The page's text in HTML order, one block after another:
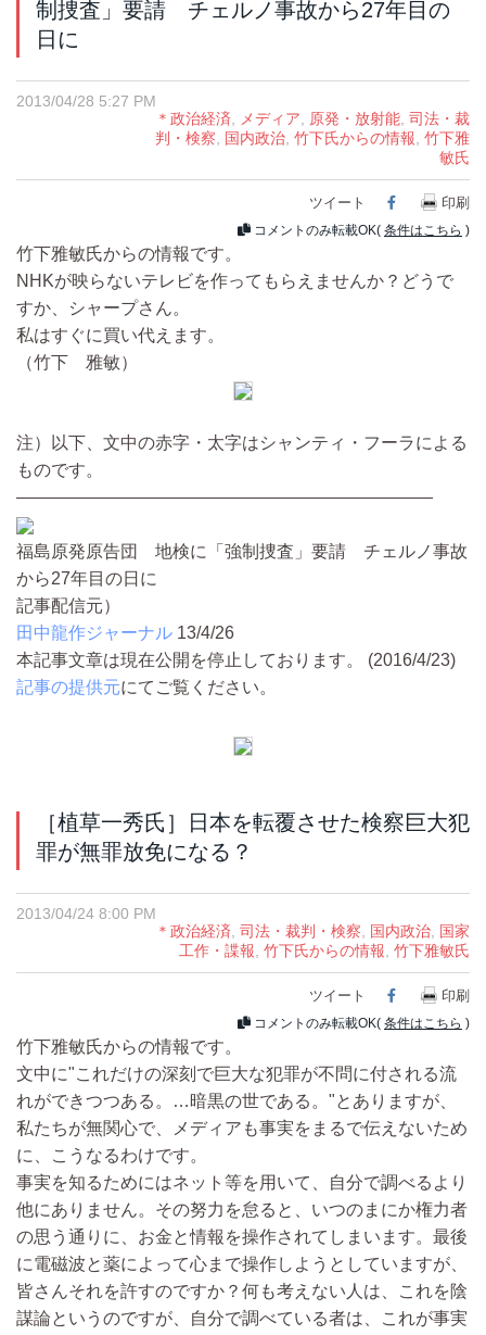
制捜査」要請 チェルノ事故から27年目の
日に
2013/04/28 5:27 PM
＊政治経済, メディア, 原発・放射能, 司法・裁
判・検察, 国内政治, 竹下氏からの情報, 竹下雅
敏氏
ツイート Facebook
印刷
コメントのみ転載OK( 条件はこちら )
竹下雅敏氏からの情報です。
NHKが映らないテレビを作ってもらえませんか？どうで
すか、シャープさん。
私はすぐに買い代えます。
（竹下 雅敏）
注）以下、文中の赤字・太字はシャンティ・フーラによる
ものです。
————————————————————————
福島原発原告団 地検に「強制捜査」要請 チェルノ事故
から27年目の日に
記事配信元）
田中龍作ジャーナル 13/4/26
本記事文章は現在公開を停止しております。 (2016/4/23)
記事の提供元にてご覧ください。
［植草一秀氏］日本を転覆させた検察巨大犯
罪が無罪放免になる？
2013/04/24 8:00 PM
＊政治経済 司法・裁判・検察 国内政治
国家
工作・諜報 竹下氏からの情報 竹下雅敏氏
ツイート Facebook
印刷
コメントのみ転載OK( 条件はこちら )
竹下雅敏氏からの情報です。
文中に"これだけの深刻で巨大な犯罪が不問に付される流
れができつつある。…暗黒の世である。"とありますが、
私たちが無関心で、メディアも事実をまるで伝えないため
に、こうなるわけです。
事実を知るためにはネット等を用いて、自分で調べるより
他にありません。その努力を怠ると、いつのまにか権力者
の思う通りに、お金と情報を操作されてしまいます。最後
に電磁波と薬によって心まで操作しようとしていますが、
皆さんそれを許すのですか？何も考えない人は、これを陰
謀論というのですが、自分で調べている者は、これが事実